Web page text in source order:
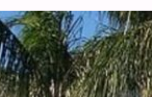
پنتاگون دسترسی وزیر سابق
هوایی به اطلاعات
لغو کرد